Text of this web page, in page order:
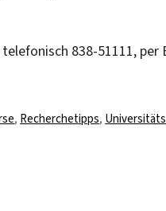
838-51111, per
, Recherchetipps,